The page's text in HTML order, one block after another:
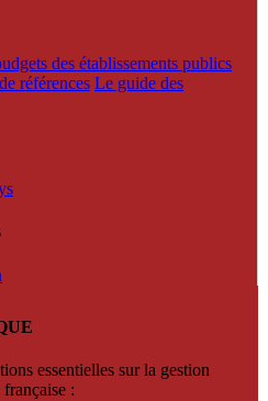
des établissements publics
références Le guide des
essentielles sur la gestion
: